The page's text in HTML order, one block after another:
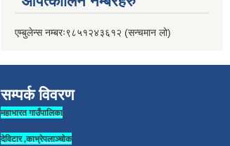
एम्बुलेन्स नम्बरः९८५१२४३६१२ (सन्चमान लो)
सम्पर्क विवरण
महाभारत गाउँपालिका
देविटार ,काभ्रेपलाञ्चोक